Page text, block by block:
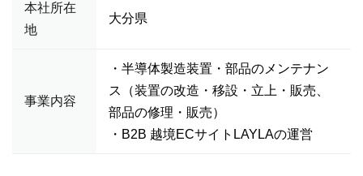
本社所在
地
大分県
事業内容
・半導体製造装置・部品のメンテナン
ス（装置の改造・移設・立上・販売、
部品の修理・販売）
・B2B 越境ECサイトLAYLAの運営